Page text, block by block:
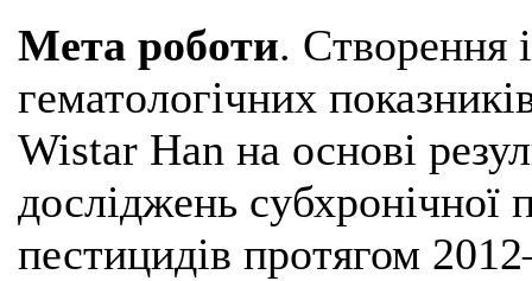
Мета роботи. Створення
гематологічних
Wistar Наn на основі
досліджень субхронічної
пестицидів протягом